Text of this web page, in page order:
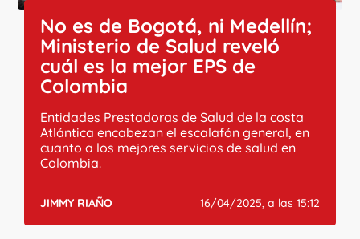
No es de Bogotá, ni Medellín;
Ministerio de Salud reveló
cuál es la mejor EPS de
Colombia
Entidades Prestadoras de Salud de la costa
Atlántica encabezan el escalafón general, en
cuanto a los mejores servicios de salud en
Colombia.
JIMMY RIAÑO 16/04/2025, a las 15:12